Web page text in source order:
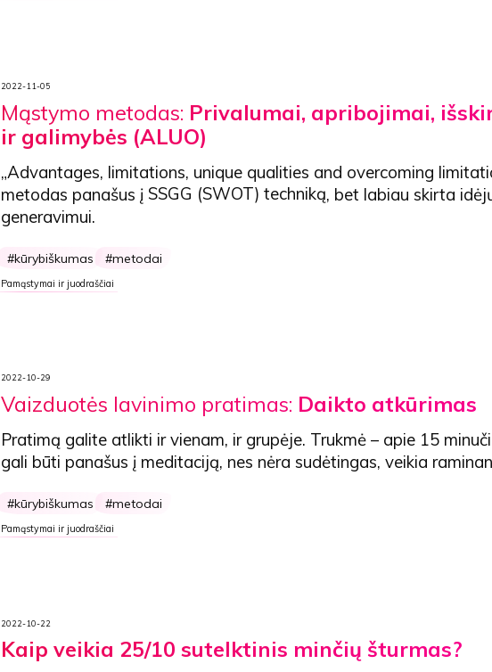
2022-11-05
Mąstymo metodas: Privalumai, apribojimai,
ir galimybės (ALUO)
„Advantages, limitations, unique qualities and overcoming
metodas panašus į SSGG (SWOT) techniką, bet labiau skirta
generavimui.
kūrybiškumas metodai
Pamąstymai ir juodraščiai
2022-10-29
Vaizduotės lavinimo pratimas: Daikto atkūrimas
Pratimą galite atlikti ir vienam, ir grupėje. Trukmė – apie 15
gali būti panašus į meditaciją, nes nėra sudėtingas, veikia
kūrybiškumas metodai
Pamąstymai ir juodraščiai
2022-10-22
Kaip veikia 25/10 sutelktinis minčių šturmas?